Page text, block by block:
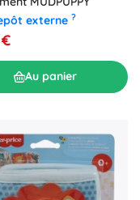
externe ?
Au panier